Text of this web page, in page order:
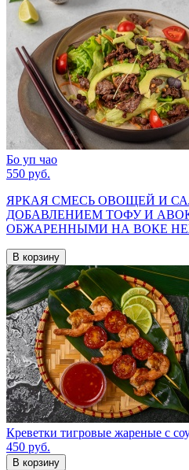
Бо уп чао
550 руб.
ЯРКАЯ СМЕСЬ ОВОЩЕЙ И
ДОБАВЛЕНИЕМ ТОФУ И
ОБЖАРЕННЫМИ НА ВОКЕ
В корзину
Креветки тигровые жареные с
450 руб.
В корзину